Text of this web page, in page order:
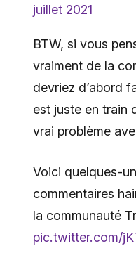
juillet 2021
BTW, si vous
vraiment de la
devriez d’abord
est juste en train
vrai problème
Voici quelques-
commentaires
la communauté
pic.twitter.com/